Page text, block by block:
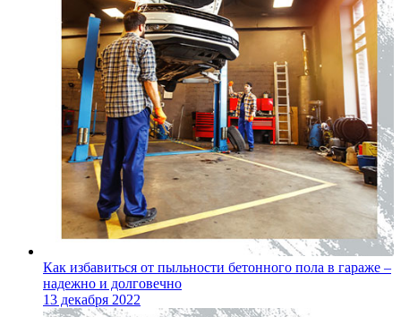
Как избавиться от пыльности бетонного пола в гараже –
надежно и долговечно
13 декабря 2022